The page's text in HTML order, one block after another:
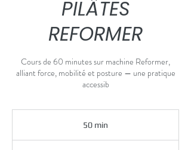
PILÂTES
REFORMER
Cours de 60 minutes sur machine Reformer,
alliant force, mobilité et posture — une pratique
accessib
50 min